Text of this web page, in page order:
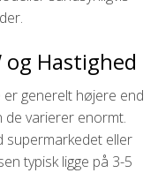
og Hastighed
generelt højere end
de varierer enormt.
supermarkedet eller
typisk ligge på 3-5